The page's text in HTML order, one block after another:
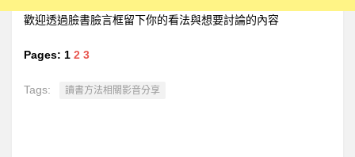
歡迎透過臉書臉言框留下你的看法與想要討論的內容
Pages: 1 2 3
Tags: 讀書方法相關影音分享